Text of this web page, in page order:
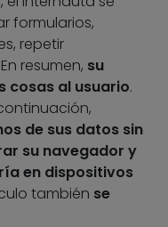
formularios,
repetir
resumen, su
cosas al usuario.
de sus datos sin
su navegador y
en dispositivos
también se